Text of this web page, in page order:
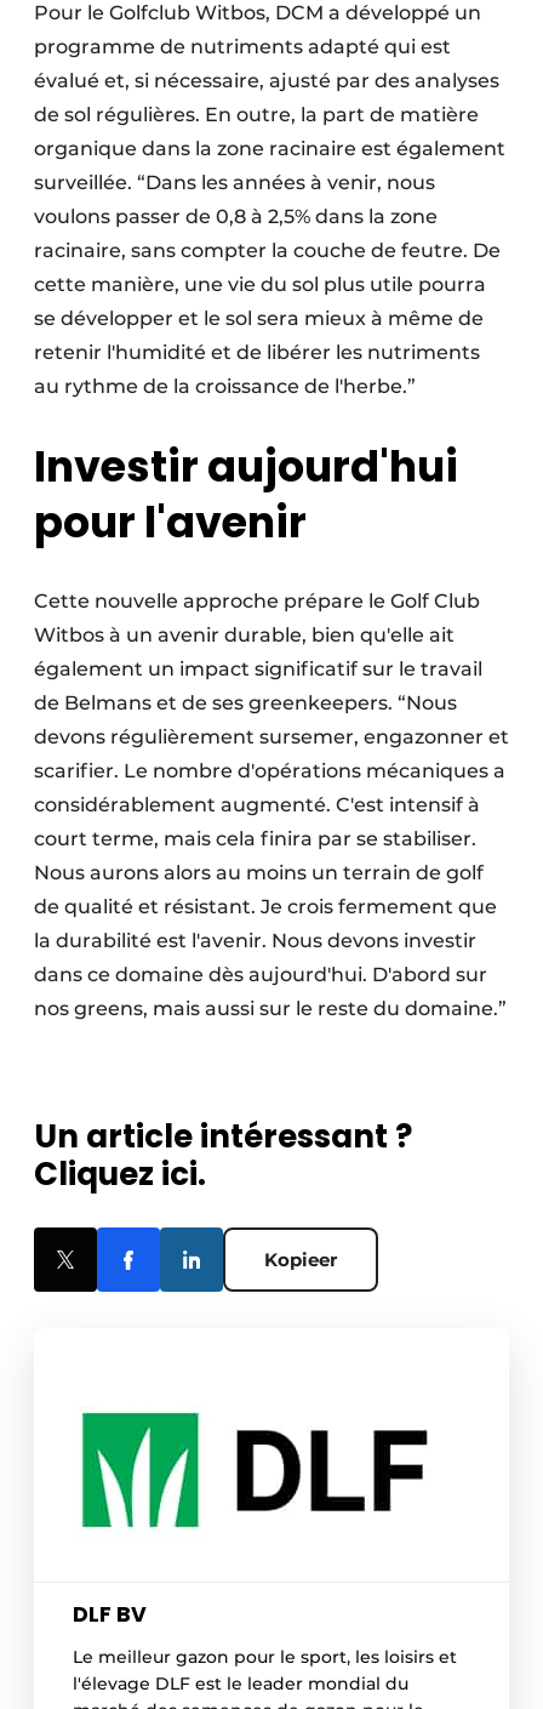
Pour le Golfclub Witbos, DCM a développé un
programme de nutriments adapté qui est
évalué et, si nécessaire, ajusté par des analyses
de sol régulières. En outre, la part de matière
organique dans la zone racinaire est également
surveillée. “Dans les années à venir, nous
voulons passer de 0,8 à 2,5% dans la zone
racinaire, sans compter la couche de feutre. De
cette manière, une vie du sol plus utile pourra
se développer et le sol sera mieux à même de
retenir l'humidité et de libérer les nutriments
au rythme de la croissance de l'herbe.”
Investir aujourd'hui
pour l'avenir
Cette nouvelle approche prépare le Golf Club
Witbos à un avenir durable, bien qu'elle ait
également un impact significatif sur le travail
de Belmans et de ses greenkeepers. “Nous
devons régulièrement sursemer, engazonner et
scarifier. Le nombre d'opérations mécaniques a
considérablement augmenté. C'est intensif à
court terme, mais cela finira par se stabiliser.
Nous aurons alors au moins un terrain de golf
de qualité et résistant. Je crois fermement que
la durabilité est l'avenir. Nous devons investir
dans ce domaine dès aujourd'hui. D'abord sur
nos greens, mais aussi sur le reste du domaine.”
Un article intéressant ?
Cliquez ici.
Kopieer
DLF BV
Le meilleur gazon pour le sport, les loisirs et
l'élevage DLF est le leader mondial du